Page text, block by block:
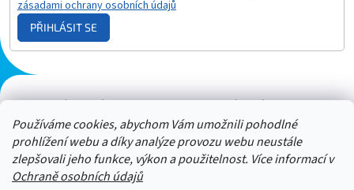
Používáme cookies, abychom Vám umožnili pohodlné
prohlížení webu a díky analýze provozu webu neustále
zlepšovali jeho funkce, výkon a použitelnost. Více informací v
Ochraně osobních údajů
zásadami ochrany osobních údajů
PŘIHLÁSIT SE
Plazmový generátor.cz Heureka - hodnocení Solárne panely.sk
Parasite zapper